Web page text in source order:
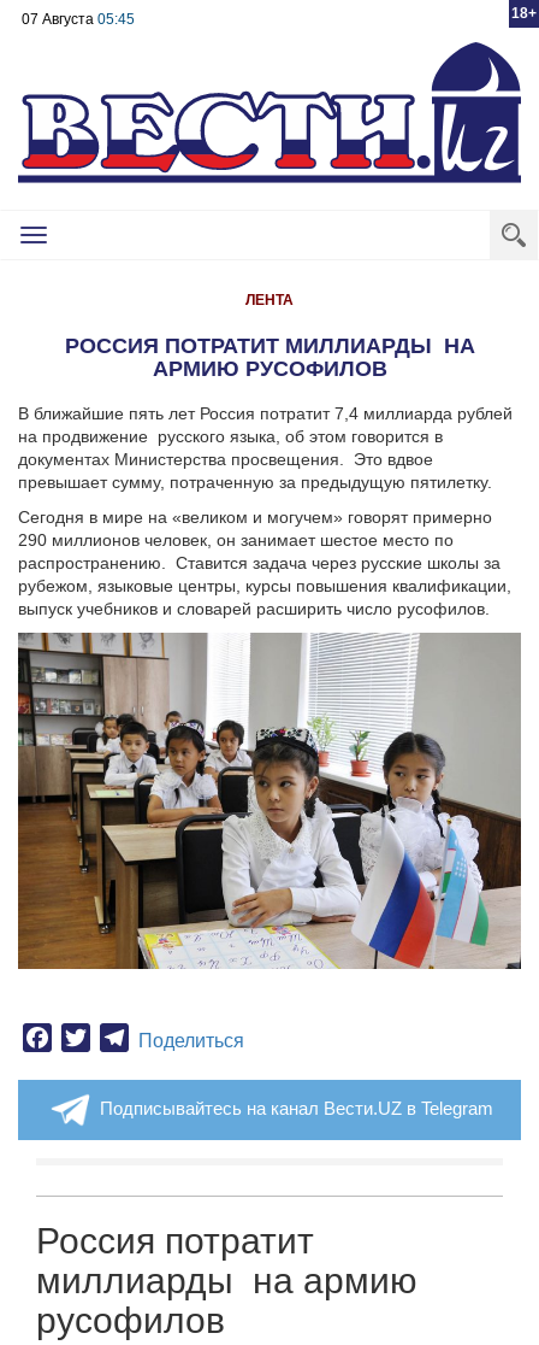
18+
07 Августа 05:45
Toggle
ЛЕНТА
РОССИЯ ПОТРАТИТ МИЛЛИАРДЫ НА
АРМИЮ РУСОФИЛОВ
В ближайшие пять лет Россия потратит 7,4 миллиарда рублей
на продвижение русского языка, об этом говорится в
документах Министерства просвещения. Это вдвое
превышает сумму, потраченную за предыдущую пятилетку.
Сегодня в мире на «великом и могучем» говорят примерно
290 миллионов человек, он занимает шестое место по
распространению. Ставится задача через русские школы за
рубежом, языковые центры, курсы повышения квалификации,
выпуск учебников и словарей расширить число русофилов.
Facebook
TwitterTelegram
Поделиться
Подписывайтесь на канал Вести.UZ в Telegram
Россия потратит
миллиарды на армию
русофилов